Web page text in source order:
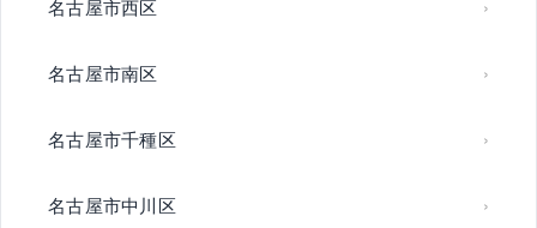
名古屋市西区
名古屋市南区
名古屋市千種区
名古屋市中川区